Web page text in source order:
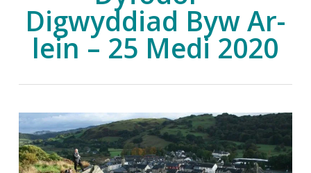
Digwyddiad Byw Ar-
lein – 25 Medi 2020